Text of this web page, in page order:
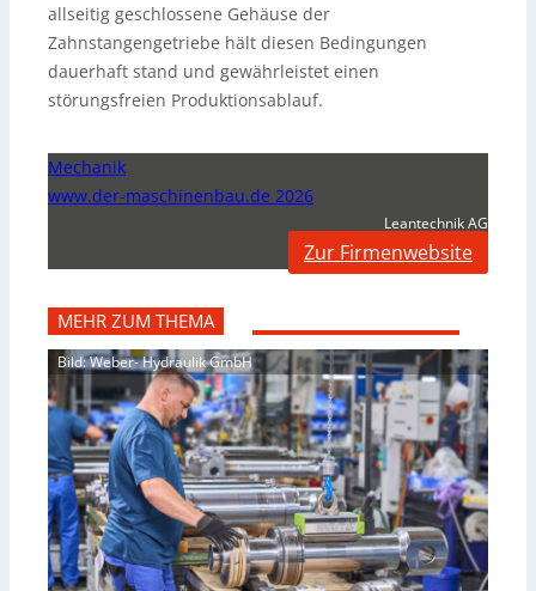
allseitig geschlossene Gehäuse der
Zahnstangengetriebe hält diesen Bedingungen
dauerhaft stand und gewährleistet einen
störungsfreien Produktionsablauf.
Mechanik
www.der-maschinenbau.de 2026
Leantechnik AG
Zur Firmenwebsite
MEHR ZUM THEMA
Bild: Weber- Hydraulik GmbH